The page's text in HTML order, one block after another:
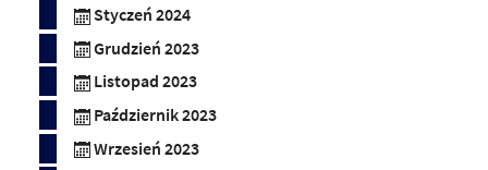
Styczeń 2024
Grudzień 2023
Listopad 2023
Październik 2023
Wrzesień 2023